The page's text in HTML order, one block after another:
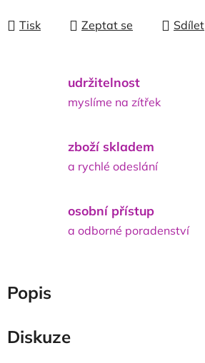
Tisk Zeptat se Sdílet
udržitelnost
myslíme na zítřek
zboží skladem
a rychlé odeslání
osobní přístup
a odborné poradenství
Popis
Diskuze